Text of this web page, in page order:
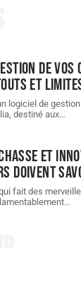
de
et
logiciel de
destiné aux…
et
doivent
fait des
…